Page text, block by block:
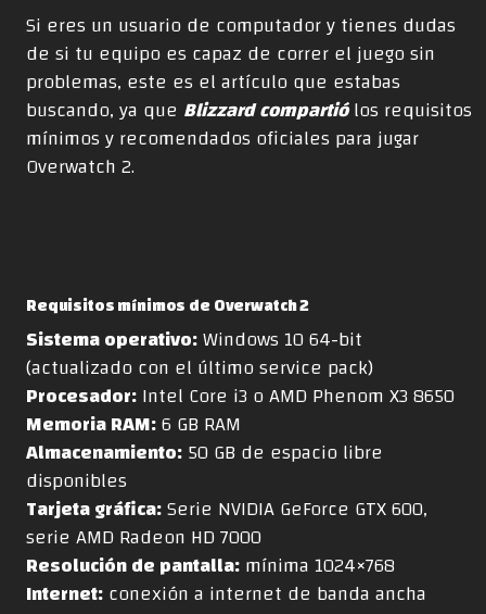
Si eres un usuario de computador y tienes dudas
de si tu equipo es capaz de correr el juego sin
problemas, este es el artículo que estabas
buscando, ya que Blizzard compartiólos requisitos
mínimos y recomendados oficiales para jugar
Overwatch 2.
Requisitos mínimosde Overwatch 2
Sistema operativo:Windows 10 64-bit
(actualizado con el último service pack)
Procesador:Intel Core i3 o AMD Phenom X3 8650
Memoria RAM:6 GB RAM
Almacenamiento:50 GB de espacio libre
disponibles
Tarjeta gráfica:Serie NVIDIA GeForce GTX 600,
serie AMD Radeon HD 7000
Resolución de pantalla:mínima 1024×768
Internet:conexión a internet de banda ancha